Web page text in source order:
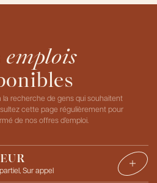
emplois
la recherche de gens qui souhaitent
cette page régulièrement pour
de nos offres d’emploi.
Sur appel